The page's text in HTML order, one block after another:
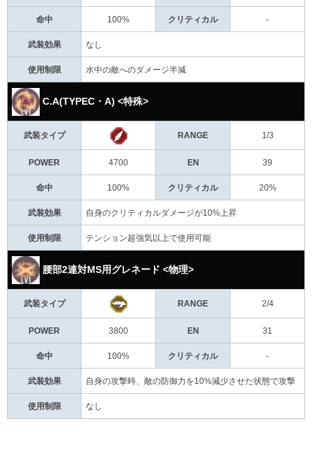
命中 100% クリティカル -
武装効果 なし
使用制限 水中の敵へのダメージ半減
C.A(TYPEC・A) <特殊>
武装タイプ RANGE 1/3
POWER 4700 EN 39
命中 100% クリティカル 20%
武装効果 自身のクリティカルダメージが10%上昇
使用制限 テンション超強気以上で使用可能
腰部2連対MS用グレネード <物理>
武装タイプ RANGE 2/4
POWER 3800 EN 31
命中 100% クリティカル -
武装効果 自身の攻撃時、敵の防御力を10%減少させた状態で攻撃
使用制限 なし